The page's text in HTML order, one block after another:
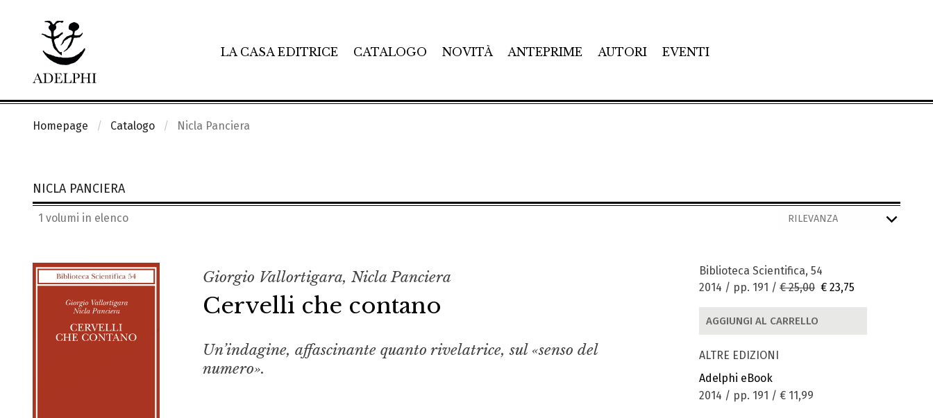
LA CASA EDITRICE CATALOGO NOVITÀ ANTEPRIME AUTORI EVENTI
Homepage Catalogo Nicla Panciera
NICLA PANCIERA
1 volumi in elenco
Giorgio Vallortigara, Nicla Panciera
Cervelli che contano
Un’indagine, affascinante quanto rivelatrice, sul «senso del
numero».
Biblioteca Scientifica, 54
2014 / pp. 191 / € 25,00 € 23,75
AGGIUNGI AL CARRELLO
ALTRE EDIZIONI
Adelphi eBook
2014 / pp. 191 / € 11,99